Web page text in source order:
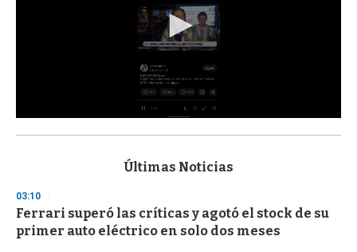
s
d
s
o
f
Últimas Noticias
03:10
Ferrari superó las críticas y agotó el stock de su
primer auto eléctrico en solo dos meses